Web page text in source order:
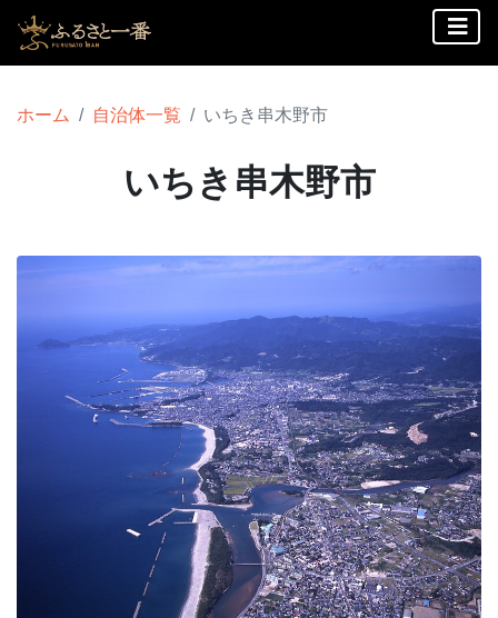
ホーム 自治体一覧 いちき串木野市
いちき串木野市